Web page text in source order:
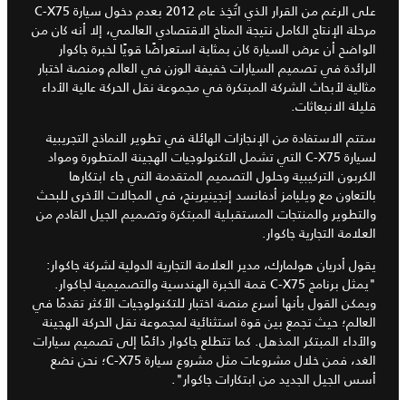
على الرغم من القرار الذي اتُخِذ عام 2012 بعدم دخول سيارة C-X75
مرحلة الإنتاج الكامل نتيجة المناخ الاقتصادي العالمي، إلا أنه كان من
الواضح أن عرض السيارة كان بمثابة استعراضًا قويًا لخبرة جاكوار
الرائدة في تصميم السيارات خفيفة الوزن في العالم ومنصة اختبار
مثالية لأبحاث الشركة المبتكرة في مجموعة نقل الحركة عالية الأداء
قليلة الانبعاثات.
ستتم الاستفادة من الإنجازات الهائلة في تطوير النماذج التجريبية
لسيارة C-X75 التي تشمل التكنولوجيات الهجينة المتطورة ومواد
الكربون التركيبية وحلول التصميم المتقدمة التي جاء ابتكارها
بالتعاون مع ويليامز أدفانسد إنجينيرينج، في المجالات الأخرى للبحث
والتطوير والمنتجات المستقبلية المبتكرة وتصميم الجيل القادم من
العلامة التجارية جاكوار.
يقول أدريان هولمارك، مدير العلامة التجارية الدولية لشركة جاكوار:
"يمثل برنامج C-X75 قمة الخبرة الهندسية والتصميمية لجاكوار.
ويمكن القول بأنها أسرع منصة اختبار للتكنولوجيات الأكثر تقدمًا في
العالم؛ حيث تجمع بين قوة استثنائية لمجموعة نقل الحركة الهجينة
والأداء المبتكر المذهل. كما تتطلع جاكوار دائمًا إلى تصميم سيارات
الغد، فمن خلال مشروعات مثل مشروع سيارة C-X75؛ نحن نضع
أسس الجيل الجديد من ابتكارات جاكوار".